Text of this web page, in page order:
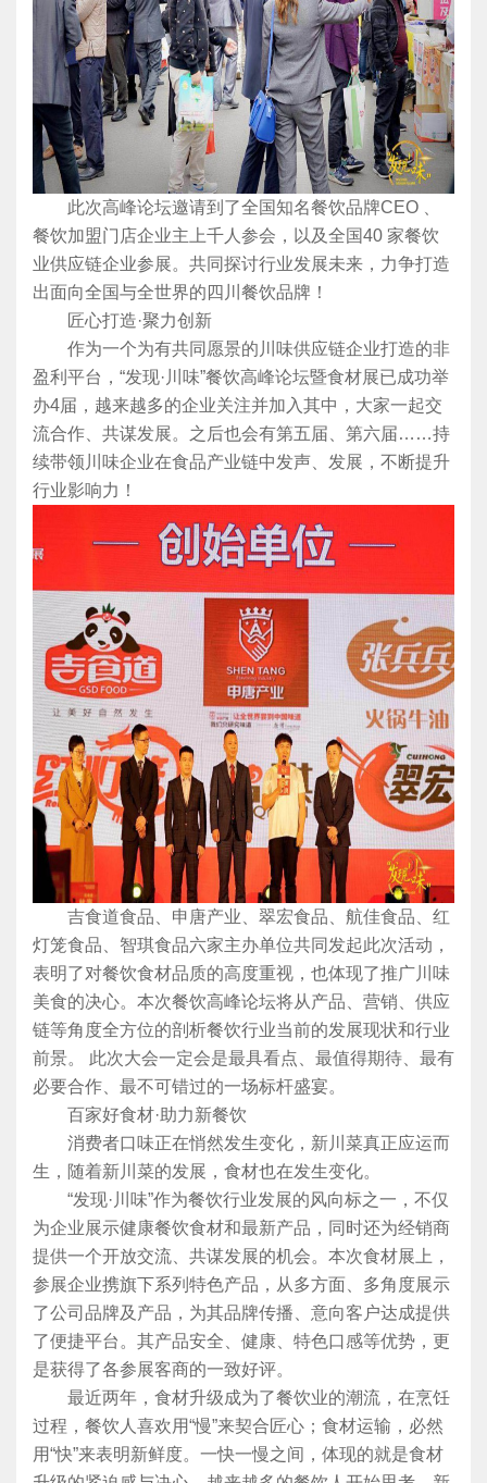
此次高峰论坛邀请到了全国知名餐饮品牌CEO 、
餐饮加盟门店企业主上千人参会，以及全国40 家餐饮
业供应链企业参展。共同探讨行业发展未来，力争打造
出面向全国与全世界的四川餐饮品牌！
匠心打造·聚力创新
作为一个为有共同愿景的川味供应链企业打造的非
盈利平台，“发现·川味”餐饮高峰论坛暨食材展已成功举
办4届，越来越多的企业关注并加入其中，大家一起交
流合作、共谋发展。之后也会有第五届、第六届……持
续带领川味企业在食品产业链中发声、发展，不断提升
行业影响力！
吉食道食品、申唐产业、翠宏食品、航佳食品、红
灯笼食品、智琪食品六家主办单位共同发起此次活动，
表明了对餐饮食材品质的高度重视，也体现了推广川味
美食的决心。本次餐饮高峰论坛将从产品、营销、供应
链等角度全方位的剖析餐饮行业当前的发展现状和行业
前景。 此次大会一定会是最具看点、最值得期待、最有
必要合作、最不可错过的一场标杆盛宴。
百家好食材·助力新餐饮
消费者口味正在悄然发生变化，新川菜真正应运而
生，随着新川菜的发展，食材也在发生变化。
“发现·川味”作为餐饮行业发展的风向标之一，不仅
为企业展示健康餐饮食材和最新产品，同时还为经销商
提供一个开放交流、共谋发展的机会。本次食材展上，
参展企业携旗下系列特色产品，从多方面、多角度展示
了公司品牌及产品，为其品牌传播、意向客户达成提供
了便捷平台。其产品安全、健康、特色口感等优势，更
是获得了各参展客商的一致好评。
最近两年，食材升级成为了餐饮业的潮流，在烹饪
过程，餐饮人喜欢用“慢”来契合匠心；食材运输，必然
用“快”来表明新鲜度。一快一慢之间，体现的就是食材